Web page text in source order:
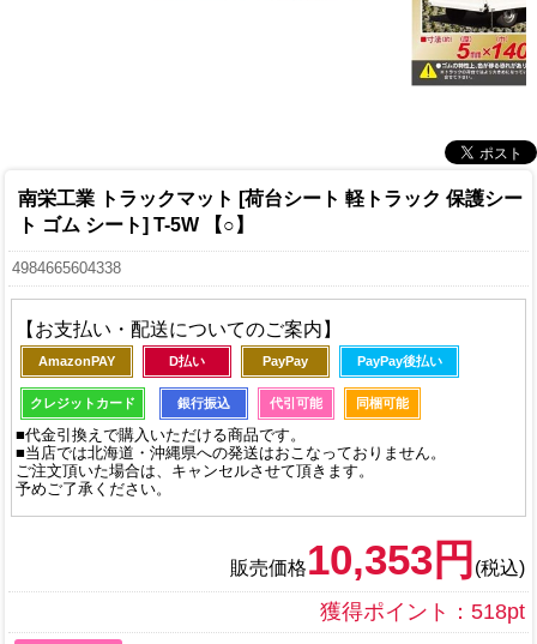
南栄工業 トラックマット [荷台シート 軽トラック 保護シー
ト ゴム シート] T-5W 【○】
4984665604338
【お支払い・配送についてのご案内】
AmazonPAY D払い PayPay PayPay後払い
クレジットカード 銀行振込 代引可能 同梱可能
■代金引換えで購入いただける商品です。
■当店では北海道・沖縄県への発送はおこなっておりません。
ご注文頂いた場合は、キャンセルさせて頂きます。
予めご了承ください。
販売価格10,353円 (税込)
獲得ポイント：518pt